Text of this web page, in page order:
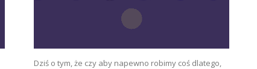
Dziś o tym, że czy aby napewno robimy coś dlatego,